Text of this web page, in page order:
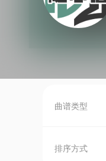
曲谱类型
排序方式